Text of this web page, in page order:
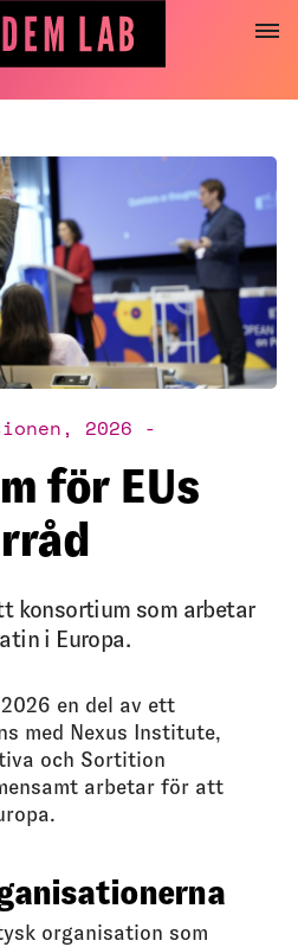
2026 -
för EUs
konsortium som arbetar
i Europa.
en del av ett
med Nexus Institute,
och Sortition
arbetar för att
organisation som